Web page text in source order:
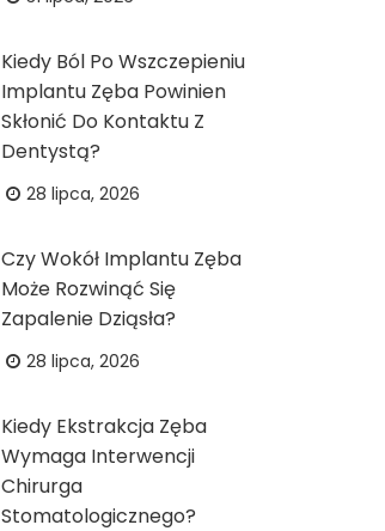
Kiedy Ból Po Wszczepieniu
Implantu Zęba Powinien
Skłonić Do Kontaktu Z
Dentystą?
28 lipca, 2026
Czy Wokół Implantu Zęba
Może Rozwinąć Się
Zapalenie Dziąsła?
28 lipca, 2026
Kiedy Ekstrakcja Zęba
Wymaga Interwencji
Chirurga
Stomatologicznego?